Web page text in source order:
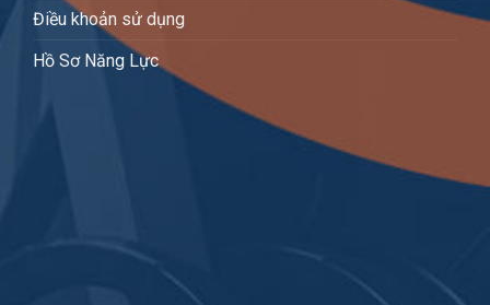
Điều khoản sử dụng
Hồ Sơ Năng Lực